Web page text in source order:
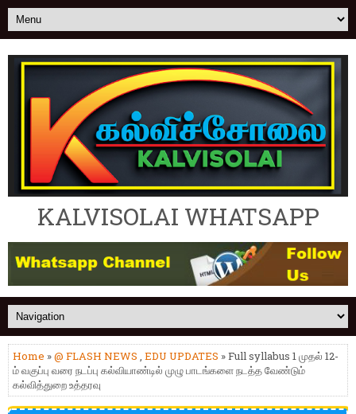
KALVISOLAI WHATSAPP
Home »@ FLASH NEWS , EDU UPDATES » Full syllabus 1 முதல் 12-
ம் வகுப்பு வரை நடப்பு கல்வியாண்டில் முழு பாடங்களை நடத்த வேண்டும்
கல்வித்துறை உத்தரவு